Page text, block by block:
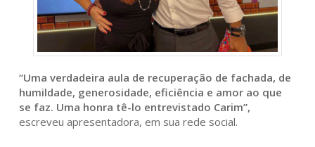
“Uma verdadeira aula de recuperação de fachada, de
humildade, generosidade, eficiência e amor ao que
se faz. Uma honra tê-lo entrevistado Carim”,
escreveu apresentadora, em sua rede social.